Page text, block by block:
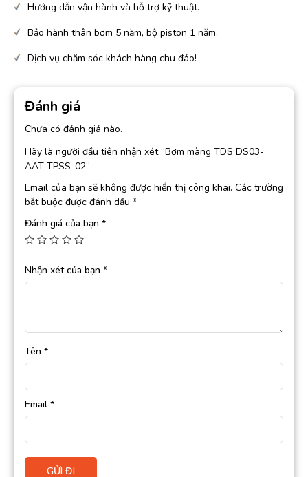
Hướng dẫn vận hành và hỗ trợ kỹ thuật.
Bảo hành thân bơm 5 năm, bộ piston 1 năm.
Dịch vụ chăm sóc khách hàng chu đáo!
Đánh giá
Chưa có đánh giá nào.
Hãy là người đầu tiên nhận xét “Bơm màng TDS DS03-
AAT-TPSS-02”
Email của bạn sẽ không được hiển thị công khai. Các trường
bắt buộc được đánh dấu *
Đánh giá của bạn *
Nhận xét của bạn *
Tên *
Email *